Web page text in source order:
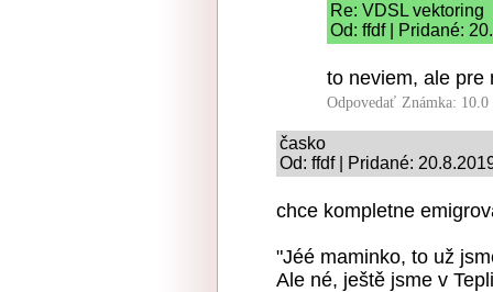
Re: VDSL vektoring
Od: ffdf | Pridané:
to neviem, ale pre
Odpovedať Známka: 10.0
časko
Od: ffdf | Pridané:
chce kompletne
"Jéé maminko, to už
Ale né, ještě jsme v